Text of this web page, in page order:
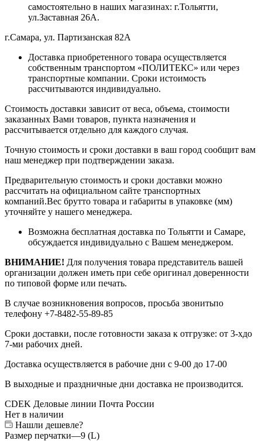
самостоятельно в наших магазинах: г.Тольятти,
ул.Заставная 26А.
г.Самара, ул. Партизанская 82А
Доставка приобретенного товара осуществляется
собственным транспортом «ПОЛИТЕКС» или через
транспортные компании. Сроки истоимость
рассчитываются индивидуально.
Стоимость доставки зависит от веса, объема, стоимости
заказанных Вами товаров, пункта назначения и
рассчитывается отдельно для каждого случая.
Точную стоимость и сроки доставки в ваш город сообщит вам
наш менеджер при подтверждении заказа.
Предварительную стоимость и сроки доставки можно
рассчитать на официальном сайте транспортных
компаний.Вес брутто товара и габариты в упаковке (мм)
уточняйте у нашего менеджера.
Возможна бесплатная доставка по Тольятти и Самаре,
обсуждается индивидуально с Вашем менеджером.
ВНИМАНИЕ! Для получения товара представитель вашей
организации должен иметь при себе оригинал доверенности
по типовой форме или печать.
В случае возникновения вопросов, просьба звонитьпо
телефону +7-8482-55-89-85
Сроки доставки, после готовности заказа к отгрузке: от 3-хдо
7-ми рабочих дней.
Доставка осуществляется в рабочие дни с 9-00 до 17-00
В выходные и праздничные дни доставка не производится.
CDEK Деловые линии Почта России
Нет в наличии
Нашли дешевле?
Размер перчатки—9 (L)